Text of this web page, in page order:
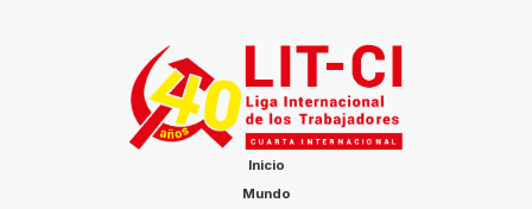
Inicio
Mundo